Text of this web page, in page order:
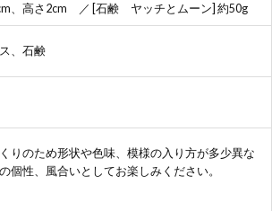
、高さ2cm ／ [石鹸 ヤッチとムーン] 約50g
、石鹸
りのため形状や色味、模様の入り方が多少異な
個性、風合いとしてお楽しみください。